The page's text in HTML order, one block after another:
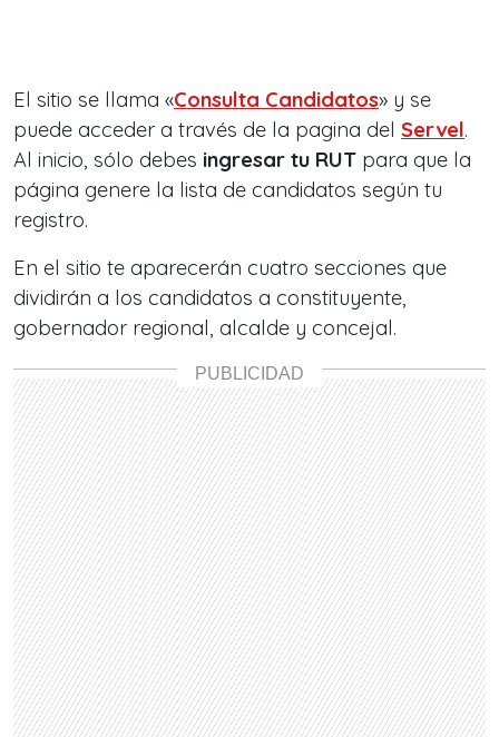
El sitio se llama «Consulta Candidatos» y se
puede acceder a través de la pagina del Servel.
Al inicio, sólo debes ingresar tu RUT para que la
página genere la lista de candidatos según tu
registro.
En el sitio te aparecerán cuatro secciones que
dividirán a los candidatos a constituyente,
gobernador regional, alcalde y concejal.